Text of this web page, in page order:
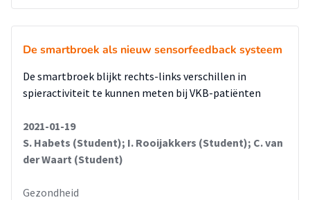
De smartbroek als nieuw sensorfeedback systeem
De smartbroek blijkt rechts-links verschillen in
spieractiviteit te kunnen meten bij VKB-patiënten
2021-01-19
S. Habets (Student); I. Rooijakkers (Student); C. van
der Waart (Student)
Gezondheid